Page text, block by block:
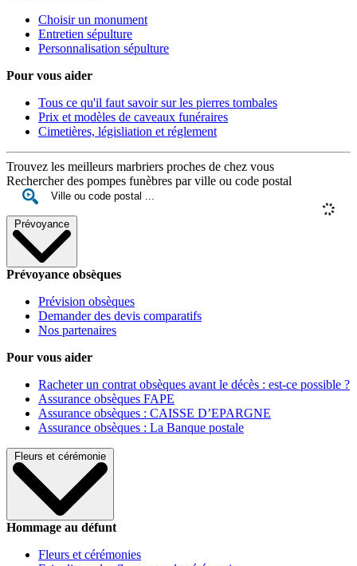
Choisir un monument
Entretien sépulture
Personnalisation sépulture
Pour vous aider
Tous ce qu'il faut savoir sur les pierres tombales
Prix et modèles de caveaux funéraires
Cimetières, législiation et réglement
Trouvez les meilleurs marbriers proches de chez vous
Rechercher des pompes funèbres par ville ou code postal
Prévoyance
Prévoyance obsèques
Prévision obsèques
Demander des devis comparatifs
Nos partenaires
Pour vous aider
Racheter un contrat obsèques avant le décès : est-ce possible ?
Assurance obsèques FAPE
Assurance obsèques : CAISSE D’EPARGNE
Assurance obsèques : La Banque postale
Fleurs et cérémonie
Hommage au défunt
Fleurs et cérémonies